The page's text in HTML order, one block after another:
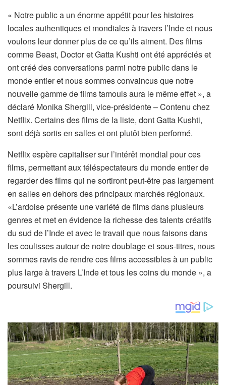
« Notre public a un énorme appétit pour les histoires
locales authentiques et mondiales à travers l’Inde et nous
voulons leur donner plus de ce qu’ils aiment. Des films
comme Beast, Doctor et Gatta Kushti ont été appréciés et
ont créé des conversations parmi notre public dans le
monde entier et nous sommes convaincus que notre
nouvelle gamme de films tamouls aura le même effet », a
déclaré Monika Shergill, vice-présidente – Contenu chez
Netflix. Certains des films de la liste, dont Gatta Kushti,
sont déjà sortis en salles et ont plutôt bien performé.
Netflix espère capitaliser sur l’intérêt mondial pour ces
films, permettant aux téléspectateurs du monde entier de
regarder des films qui ne sortiront peut-être pas largement
en salles en dehors des principaux marchés régionaux.
«L’ardoise présente une variété de films dans plusieurs
genres et met en évidence la richesse des talents créatifs
du sud de l’Inde et avec le travail que nous faisons dans
les coulisses autour de notre doublage et sous-titres, nous
sommes ravis de rendre ces films accessibles à un public
plus large à travers L’Inde et tous les coins du monde », a
poursuivi Shergill.